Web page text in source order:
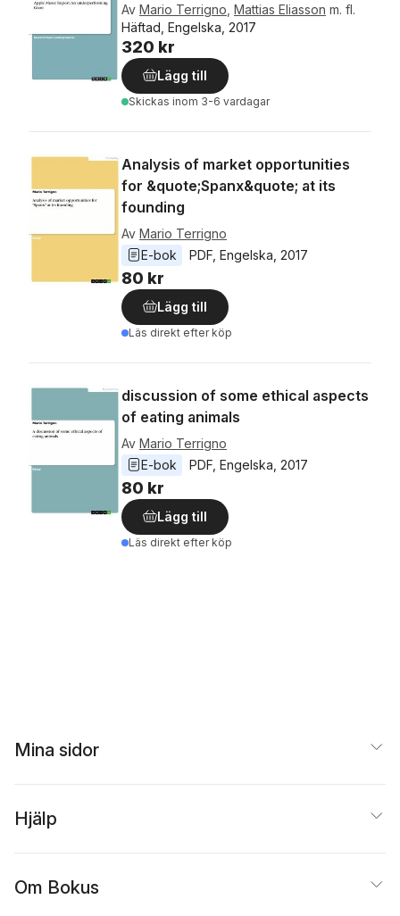
Av Mario Terrigno Mattias Eliasson m. fl.
Häftad, Engelska, 2017
320 kr
Lägg till
Skickas inom 3-6 vardagar
Analysis of market opportunities
for &quote;Spanx&quote; at its
founding
Av Mario Terrigno
E-bok
PDF Engelska 2017
80 kr
Lägg till
Läs direkt efter köp
discussion of some ethical aspects
of eating animals
Av Mario Terrigno
E-bok
PDF Engelska 2017
80 kr
Lägg till
Läs direkt efter köp
Mina sidor
Hjälp
Om Bokus